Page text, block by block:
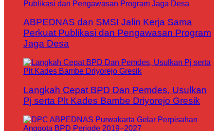
ABPEDNAS dan SMSI Jalin Kerja Sama
Perkuat Publikasi dan Pengawasan Program
Jaga Desa
Langkah Cepat BPD Dan Pemdes, Usulkan
Pj serta Plt Kades Bambe Driyorejo Gresik